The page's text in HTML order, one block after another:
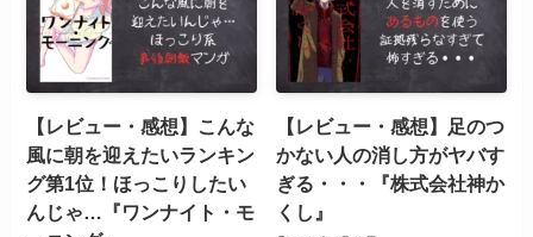
【レビュー・感想】こんな
風に朝を迎えたいランキン
グ第1位！ほっこりしたい
んじゃ…『ワンナイト・モ
【レビュー・感想】足のつ
かない人の消し方がヤバす
ぎる・・・『株式会社神か
くし』